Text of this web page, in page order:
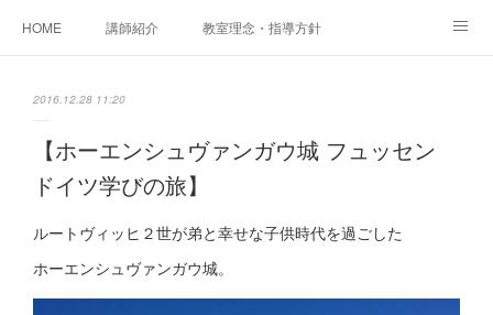
HOME 講師紹介 教室理念・指導方針
ご相談・体験レッスンお申し込み
アクセス
2016.12.28 11:20
【ホーエンシュヴァンガウ城 フュッセン
ドイツ学びの旅】
ルートヴィッヒ２世が弟と幸せな子供時代を過ごした
ホーエンシュヴァンガウ城。